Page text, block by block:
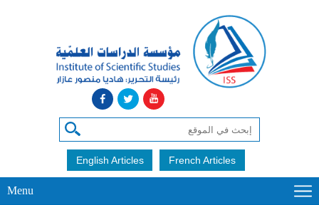
English Articles French Articles
Menu